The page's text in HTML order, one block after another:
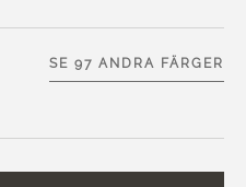
SE 97 ANDRA FÄRGER